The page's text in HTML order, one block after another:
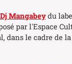
Mangabeydu
par l'Espace
dans le cadre de